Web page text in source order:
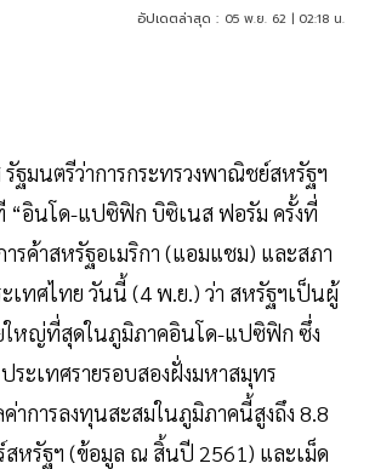
อัปเดตล่าสุด : 05 พ.ย. 62 | 02:18 น.
รัฐมนตรีว่าการกระทรวงพาณิชย์สหรัฐฯ
“อินโด-แปซิฟิก บิซิเนส ฟอรัม ครั้งที่
รค้าสหรัฐอเมริกา (แอมแชม) และสภา
เทศไทย วันนี้ (4 พ.ย.) ว่า สหรัฐฯเป็นผู้
ใหญ่ที่สุดในภูมิภาคอินโด-แปซิฟิก ซึ่ง
ระเทศรายรอบสองฝั่งมหาสมุทร
าการลงทุนสะสมในภูมิภาคนี้สูงถึง 8.8
หรัฐฯ (ข้อมูล ณ สิ้นปี 2561) และเม็ด